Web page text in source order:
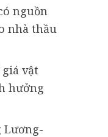
nguồn
nhà thầu
vật
hưởng
Lương-